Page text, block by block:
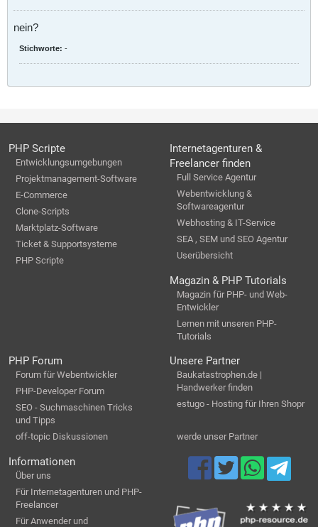
nein?
Stichworte: -
PHP Scripte
Entwicklungsumgebungen
Projektmanagement-Software
E-Commerce
Clone-Scripts
Marktplatz-Software
Ticket & Supportsysteme
PHP Scripte
Internetagenturen &
Freelancer finden
Full Service Agentur
Webentwicklung &
Softwareagentur
Webhosting & IT-Service
SEA , SEM und SEO Agentur
Userübersicht
Magazin & PHP Tutorials
Magazin für PHP- und Web-
Entwickler
Lernen mit unseren PHP-
Tutorials
PHP Forum
Forum für Webentwickler
PHP-Developer Forum
SEO - Suchmaschinen Tricks
und Tipps
off-topic Diskussionen
Unsere Partner
Baukatastrophen.de |
Handwerker finden
estugo - Hosting für Ihren Shopr
werde unser Partner
Informationen
Über uns
Für Internetagenturen und PHP-
Freelancer
Für Anwender und